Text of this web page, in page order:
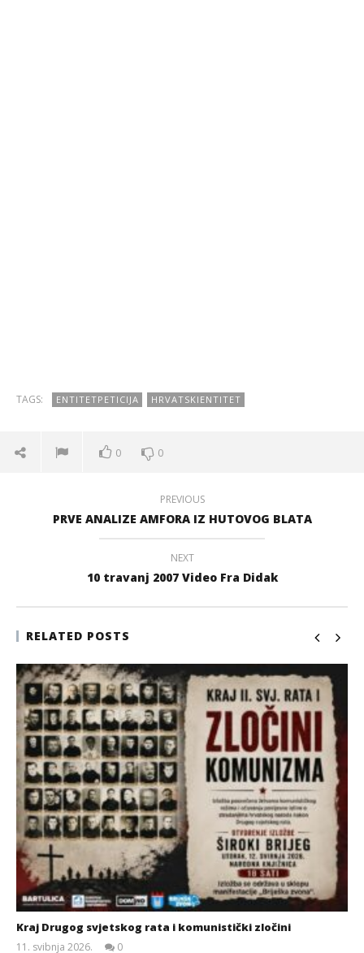
TAGS: ENTITETPETICIJA HRVATSKIENTITET
0 0
PREVIOUS
PRVE ANALIZE AMFORA IZ HUTOVOG BLATA
NEXT
10 travanj 2007 Video Fra Didak
RELATED POSTS
Kraj Drugog svjetskog rata i komunistički zločini
11. svibnja 2026.
0